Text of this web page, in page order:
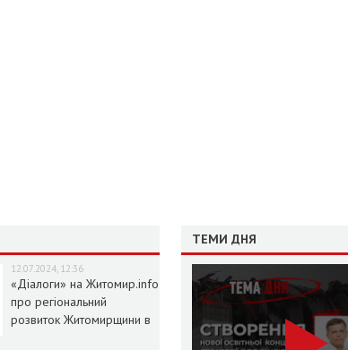
12.07.2024, 12:36
«Діалоги» на Житомир.info
про регіональний
розвиток Житомирщини в
ТЕМИ ДНЯ